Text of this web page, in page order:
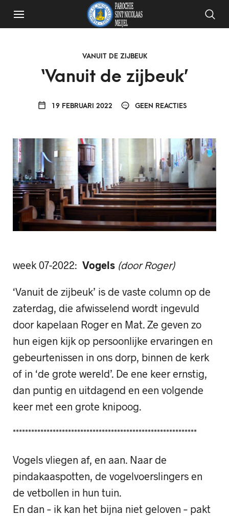
VANUIT DE ZIJBEUK
‘Vanuit de zijbeuk’
19 FEBRUARI 2022 GEEN REACTIES
week 07-2022: Vogels (door Roger)
‘Vanuit de zijbeuk’ is de vaste column op de
zaterdag, die afwisselend wordt ingevuld
door kapelaan Roger en Mat. Ze geven zo
hun eigen kijk op persoonlijke ervaringen en
gebeurtenissen in ons dorp, binnen de kerk
of in ‘de grote wereld’. De ene keer ernstig,
dan puntig en uitdagend en een volgende
keer met een grote knipoog.
************************************************************
Vogels vliegen af, en aan. Naar de
pindakaaspotten, de vogelvoerslingers en
de vetbollen in hun tuin.
En dan – ik kan het bijna niet geloven – pakt